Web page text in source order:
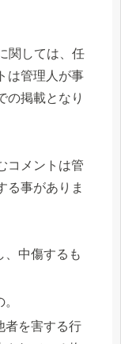
関しては、任
は管理人が事
の掲載となり
コメントは管
る事がありま
、中傷するも
者を害する行